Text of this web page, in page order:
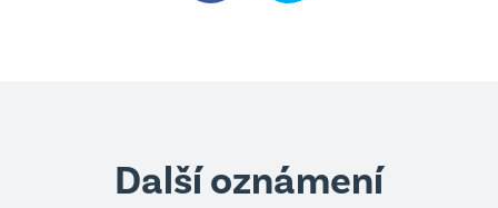
Další oznámení